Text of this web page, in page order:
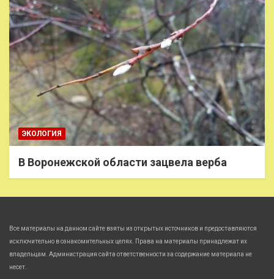
ЭКОЛОГИЯ
В Воронежской области зацвела верба
Все материалы на данном сайте взяты из открытых источников и предоставляются
исключительно в ознакомительных целях. Права на материалы принадлежат их
владельцам. Администрация сайта ответственности за содержание материала не
несет.